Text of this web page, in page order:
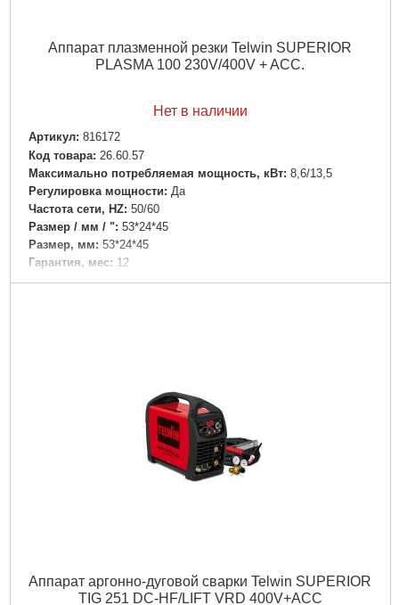
Аппарат плазменной резки Telwin SUPERIOR
PLASMA 100 230V/400V + ACC.
Нет в наличии
Артикул: 816172
Код товара: 26.60.57
Максимально потребляемая мощность, кВт: 8,6/13,5
Регулировка мощности: Да
Частота сети, HZ: 50/60
Размер / мм / ": 53*24*45
Размер, мм: 53*24*45
Гарантия, мес: 12
Гарантия, мес.: 12
Аппарат аргонно-дуговой сварки Telwin SUPERIOR
TIG 251 DC-HF/LIFT VRD 400V+ACC